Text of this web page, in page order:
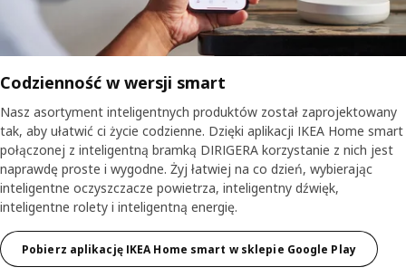
Codzienność w wersji smart
Nasz asortyment inteligentnych produktów został zaprojektowany
tak, aby ułatwić ci życie codzienne. Dzięki aplikacji IKEA Home smart
połączonej z inteligentną bramką DIRIGERA korzystanie z nich jest
naprawdę proste i wygodne. Żyj łatwiej na co dzień, wybierając
inteligentne oczyszczacze powietrza, inteligentny dźwięk,
inteligentne rolety i inteligentną energię.
Pobierz aplikację IKEA Home smart w sklepie Google Play